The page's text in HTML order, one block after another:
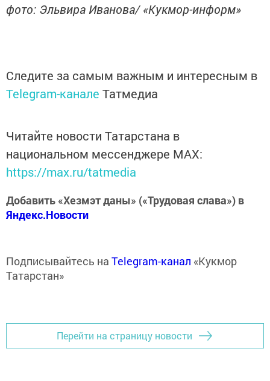
фото: Эльвира Иванова/ «Кукмор-информ»
Следите за самым важным и интересным в
Telegram-канале Татмедиа
Читайте новости Татарстана в
национальном мессенджере MАХ:
https://max.ru/tatmedia
Добавить «Хезмэт даны» («Трудовая слава») в
Яндекс.Новости
Подписывайтесь на Telegram-канал «Кукмор
Татарстан»
Перейти на страницу новости